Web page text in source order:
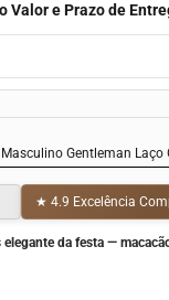
Valor e Prazo de
Gentleman
★ 4.9 Excelência
da festa —